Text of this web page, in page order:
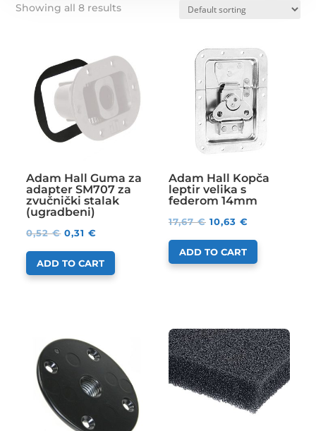
Showing all 8 results
Adam Hall Guma za
adapter SM707 za
zvučnički stalak
(ugradbeni)
0,52€ 0,31€
ADD TO CART
Adam Hall Kopča
leptir velika s
federom 14mm
17,67€ 10,63 €
ADD TO CART